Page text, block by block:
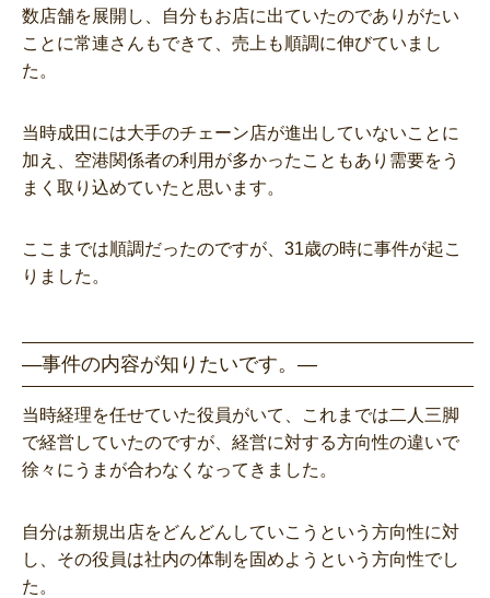
数店舗を展開し、自分もお店に出ていたのでありがたい
ことに常連さんもできて、売上も順調に伸びていまし
た。
当時成田には大手のチェーン店が進出していないことに
加え、空港関係者の利用が多かったこともあり需要をう
まく取り込めていたと思います。
ここまでは順調だったのですが、31歳の時に事件が起こ
りました。
―事件の内容が知りたいです。―
当時経理を任せていた役員がいて、これまでは二人三脚
で経営していたのですが、経営に対する方向性の違いで
徐々にうまが合わなくなってきました。
自分は新規出店をどんどんしていこうという方向性に対
し、その役員は社内の体制を固めようという方向性でし
た。